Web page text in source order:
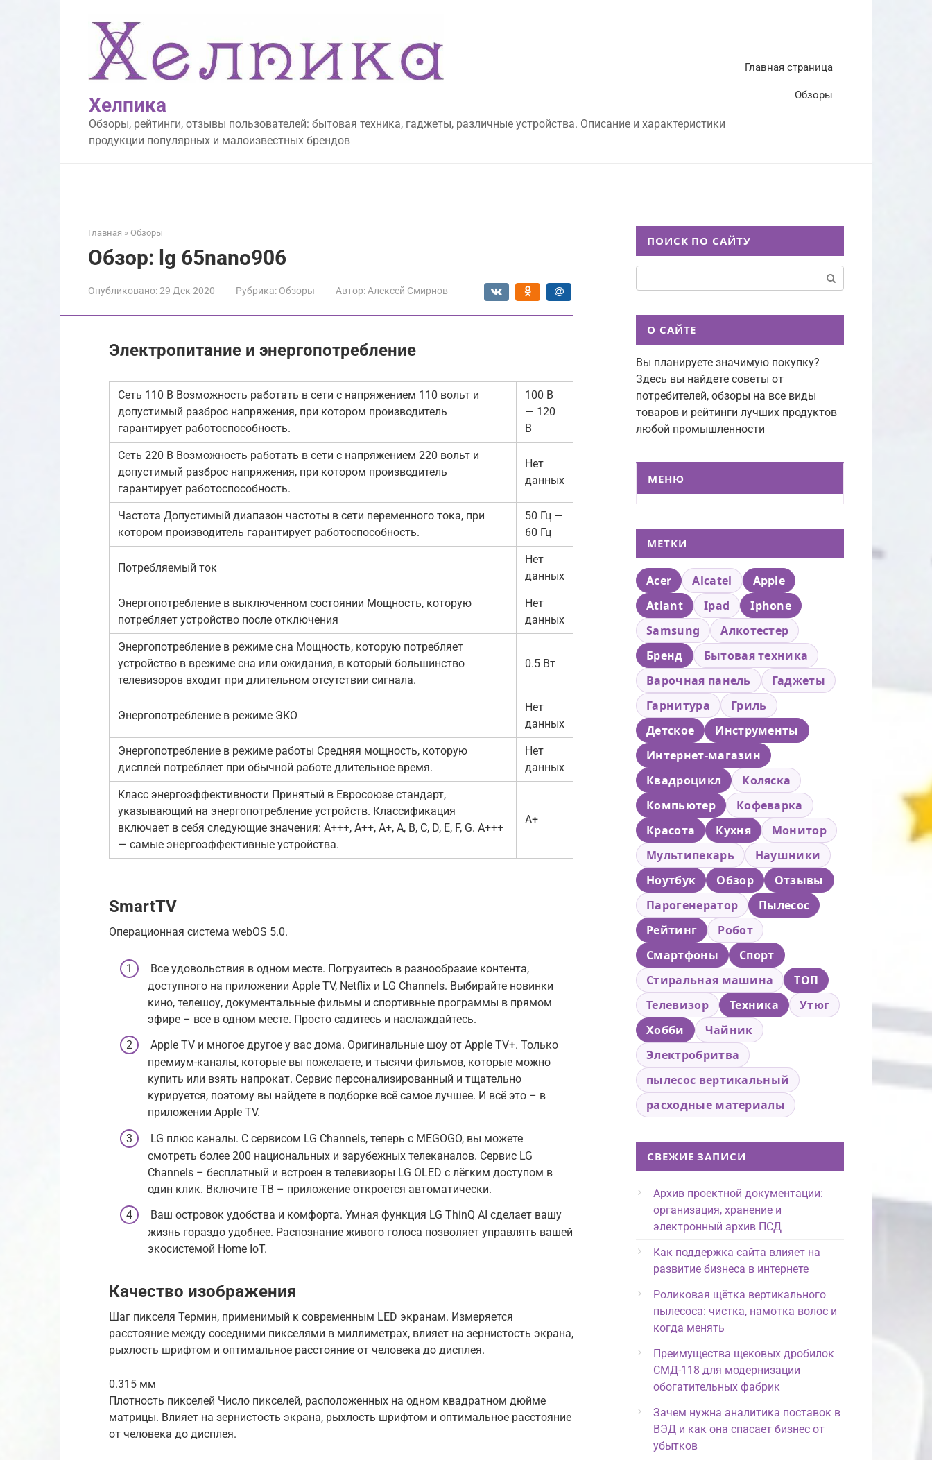
Хелпика
Обзоры, рейтинги, отзывы пользователей: бытовая техника, гаджеты, различные устройства. Описание и характеристики
продукции популярных и малоизвестных брендов
Главная страница
Обзоры
Главная » Обзоры
Обзор: lg 65nano906
Опубликовано:29 Дек 2020 Рубрика: Обзоры Автор: Алексей Смирнов
Электропитание и энергопотребление
Сеть 110 В Возможность работать в сети с напряжением 110 вольт и
допустимый разброс напряжения, при котором производитель
гарантирует работоспособность.
100 В
— 120
В
Сеть 220 В Возможность работать в сети с напряжением 220 вольт и
допустимый разброс напряжения, при котором производитель
гарантирует работоспособность.
Нет
данных
Частота Допустимый диапазон частоты в сети переменного тока, при
котором производитель гарантирует работоспособность.
50 Гц —
60 Гц
Потребляемый ток
Нет
данных
Энергопотребление в выключенном состоянии Мощность, которую
потребляет устройство после отключения
Нет
данных
Энергопотребление в режиме сна Мощность, которую потребляет
устройство в врежиме сна или ожидания, в который большинство
телевизоров входит при длительном отсутствии сигнала.
0.5 Вт
Энергопотребление в режиме ЭКО
Нет
данных
Энергопотребление в режиме работы Средняя мощность, которую
дисплей потребляет при обычной работе длительное время.
Нет
данных
Класс энергоэффективности Принятый в Евросоюзе стандарт,
указывающий на энергопотребление устройств. Классификация
включает в себя следующие значения: A+++, A++, A+, A, B, C, D, E, F, G. A+++
— самые энергоэффективные устройства.
A+
SmartTV
Операционная система webOS 5.0.
Все удовольствия в одном месте. Погрузитесь в разнообразие контента,
доступного на приложении Apple TV, Netflix и LG Channels. Выбирайте новинки
кино, телешоу, документальные фильмы и спортивные программы в прямом
эфире – все в одном месте. Просто садитесь и наслаждайтесь.
Apple TV и многое другое у вас дома. Оригинальные шоу от Apple TV+. Только
премиум-каналы, которые вы пожелаете, и тысячи фильмов, которые можно
купить или взять напрокат. Сервис персонализированный и тщательно
курируется, поэтому вы найдете в подборке всё самое лучшее. И всё это – в
приложении Apple TV.
LG плюс каналы. С сервисом LG Channels, теперь с MEGOGO, вы можете
смотреть более 200 национальных и зарубежных телеканалов. Сервис LG
Channels – бесплатный и встроен в телевизоры LG OLED с лёгким доступом в
один клик. Включите ТВ – приложение откроется автоматически.
Ваш островок удобства и комфорта. Умная функция LG ThinQ AI сделает вашу
жизнь гораздо удобнее. Распознание живого голоса позволяет управлять вашей
экосистемой Home IoT.
Качество изображения
Шаг пикселя Термин, применимый к современным LED экранам. Измеряется
расстояние между соседними пикселями в миллиметрах, влияет на зернистость экрана,
рыхлость шрифтом и оптимальное расстояние от человека до дисплея.
0.315 мм
Плотность пикселей Число пикселей, расположенных на одном квадратном дюйме
матрицы. Влияет на зернистость экрана, рыхлость шрифтом и оптимальное расстояние
от человека до дисплея.
ПОИСК ПО САЙТУ
О САЙТЕ
Вы планируете значимую покупку?
Здесь вы найдете советы от
потребителей, обзоры на все виды
товаров и рейтинги лучших продуктов
любой промышленности
МЕНЮ
МЕТКИ
Acer Alcatel
Apple
Atlant
Ipad
Iphone
Samsung
Алкотестер
Бренд
Бытовая техника
Варочная панель
Гаджеты
Гарнитура
Гриль
Детское
Инструменты
Интернет-магазин
Квадроцикл
Коляска
Компьютер
Кофеварка
Красота
Кухня
Монитор
Мультипекарь
Наушники
Ноутбук
Обзор
Отзывы
Парогенератор
Пылесос
Рейтинг
Робот
Смартфоны
Спорт
Стиральная машина
ТОП
Телевизор
Техника
Утюг
Хобби
Чайник
Электробритва
пылесос вертикальный
расходные материалы
СВЕЖИЕ ЗАПИСИ
Архив проектной документации:
организация, хранение и
электронный архив ПСД
Как поддержка сайта влияет на
развитие бизнеса в интернете
Роликовая щётка вертикального
пылесоса: чистка, намотка волос и
когда менять
Преимущества щековых дробилок
СМД-118 для модернизации
обогатительных фабрик
Зачем нужна аналитика поставок в
ВЭД и как она спасает бизнес от
убытков